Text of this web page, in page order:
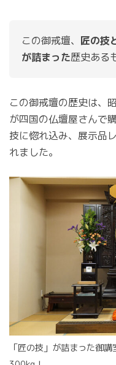
この御戒壇、 匠の技
が詰まった歴史ある
この御戒壇の歴史は、
が四国の仏壇屋さんで
技に惚れ込み、展示品
れました。
「匠の技」が詰まった御